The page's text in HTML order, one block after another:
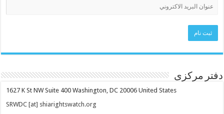
دفتر مرکزی
1627 K St NW Suite 400 Washington, DC 20006 United States
SRWDC [at] shiarightswatch.org